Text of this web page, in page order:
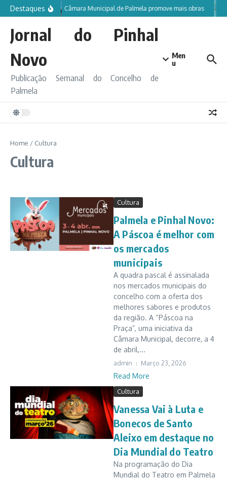
Ir para o conteúdo
Destaques Câmara Municipal de Palmela promove mais obras
Jornal do Pinhal
Novo
Publicação Semanal do Concelho de
Palmela
Men
u
Home / Cultura
Cultura
Cultura
Palmela e Pinhal Novo:
A Páscoa é melhor com
os mercados
municipais
A quadra pascal é assinalada
nos mercados municipais do
concelho com a oferta dos
melhores sabores e produtos
da região. A “Páscoa na
Praça”, uma iniciativa da
Câmara Municipal, decorre, a 4
de abril,...
admin Março 23, 2026
Read More
Cultura
Vanessa Vai à Luta e
Bonecos de Santo
Aleixo em destaque no
Dia Mundial do Teatro
Na programação do Dia
Mundial do Teatro em Palmela